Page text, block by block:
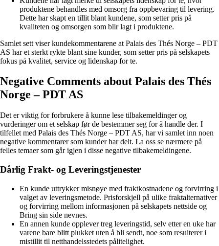
produktene behandles med omsorg fra oppbevaring til levering.
Dette har skapt en tillit blant kundene, som setter pris på
kvaliteten og omsorgen som blir lagt i produktene.
Samlet sett viser kundekommentarene at Palais des Thés Norge – PDT
AS har et sterkt rykte blant sine kunder, som setter pris på selskapets
fokus på kvalitet, service og lidenskap for te.
Negative Comments about Palais des Thés
Norge – PDT AS
Det er viktig for forbrukere å kunne lese tilbakemeldinger og
vurderinger om et selskap før de bestemmer seg for å handle der. I
tilfellet med Palais des Thés Norge – PDT AS, har vi samlet inn noen
negative kommentarer som kunder har delt. La oss se nærmere på
felles temaer som går igjen i disse negative tilbakemeldingene.
Dårlig Frakt- og Leveringstjenester
En kunde uttrykker misnøye med fraktkostnadene og forvirring i
valget av leveringsmetode. Prisforskjell på ulike fraktalternativer
og forvirring mellom informasjonen på selskapets nettside og
Bring sin side nevnes.
En annen kunde opplever treg leveringstid, selv etter en uke har
varene bare blitt plukket uten å bli sendt, noe som resulterer i
mistillit til netthandelsstedets pålitelighet.